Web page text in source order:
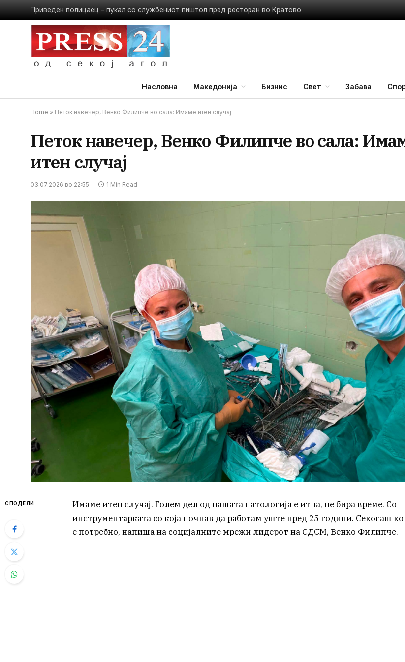
Приведен полицаец – пукал со службениот пиштол пред ресторан во Кратово
Насловна Македонија Бизнис Свет Забава
Home » Петок навечер, Венко Филипче во сала: Имаме итен случај
Петок навечер, Венко Филипче во сала:
итен случај
03.07.2026 во 22:55 1 Min Read
СПОДЕЛИ
Имаме итен случај. Голем дел од нашата патологија е итна, не бира време. Со
инструментарката со која почнав да работам уште пред 25 години. Секогаш
е потребно, напиша на социјалните мрежи лидерот на СДСМ, Венко Филипче.